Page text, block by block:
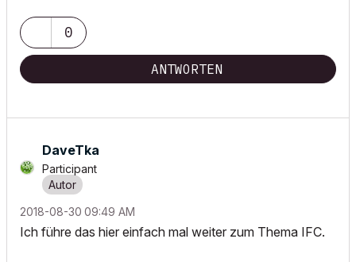
0
ANTWORTEN
DaveTka
Participant
‎2018-08-30 09:49 AM
Ich führe das hier einfach mal weiter zum Thema IFC.